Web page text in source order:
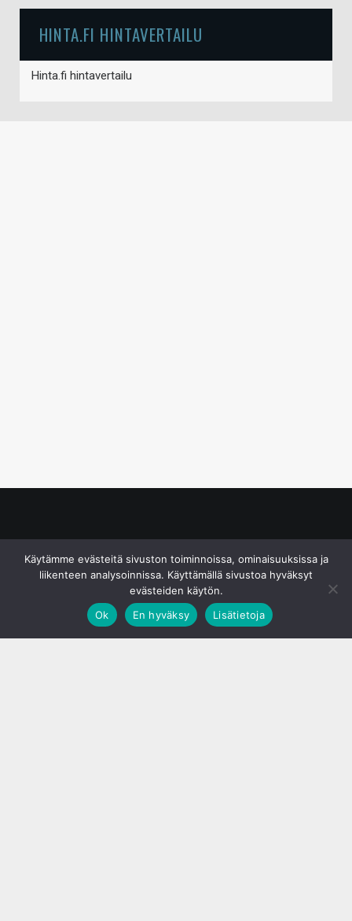
HINTA.FI HINTAVERTAILU
Hinta.fi hintavertailu
Käytämme evästeitä sivuston toiminnoissa, ominaisuuksissa ja
liikenteen analysoinnissa. Käyttämällä sivustoa hyväksyt
evästeiden käytön.
Ok
En hyväksy Lisätietoja